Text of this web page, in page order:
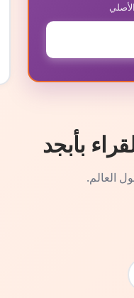
بأبجد
العالم.